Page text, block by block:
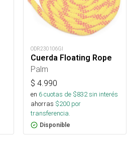
ODR230106GI
Cuerda Floating Rope
Palm
$ 4.990
en 6cuotas de $832sin interés
ahorras $200 por
transferencia.
Disponible